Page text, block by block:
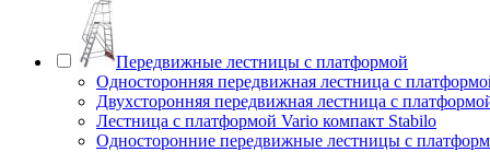
Передвижные лестницы с платформой
Односторонняя передвижная лестница с
Двухсторонняя передвижная лестница с
Лестница с платформой Vario компакт Stabilo
Односторонние передвижные лестницы с